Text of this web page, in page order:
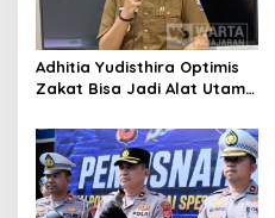
Adhitia Yudisthira Optimis
Zakat Bisa Jadi Alat Utama
Kota Cimahi